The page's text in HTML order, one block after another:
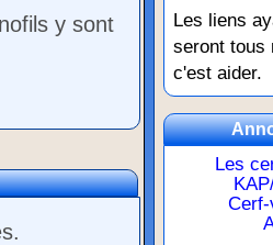
y sont
Les liens
seront tous
c'est aider.
Les
Cerf-